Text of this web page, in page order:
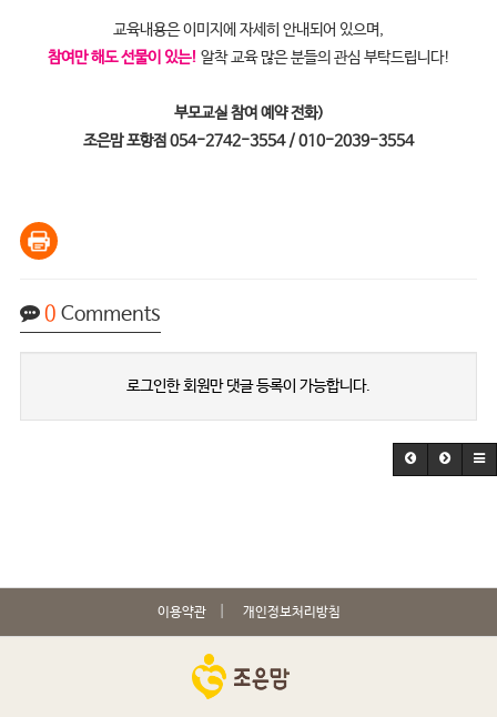
교육내용은 이미지에 자세히 안내되어 있으며,
참여만 해도 선물이 있는! 알착 교육 많은 분들의 관심 부탁드립니다!
부모교실 참여 예약 전화)
조은맘 포항점 054-2742-3554 / 010-2039-3554
0 Comments
로그인한 회원만 댓글 등록이 가능합니다.
이용약관 개인정보처리방침